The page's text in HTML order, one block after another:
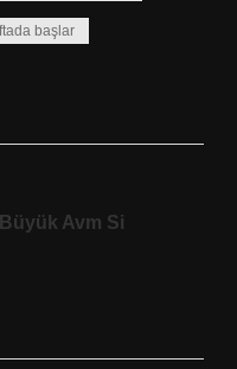
başlar
Avm Si